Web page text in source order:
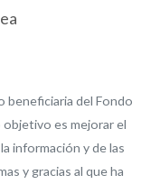
beneficiaria del Fondo
es mejorar el
información y de las
y gracias al que ha